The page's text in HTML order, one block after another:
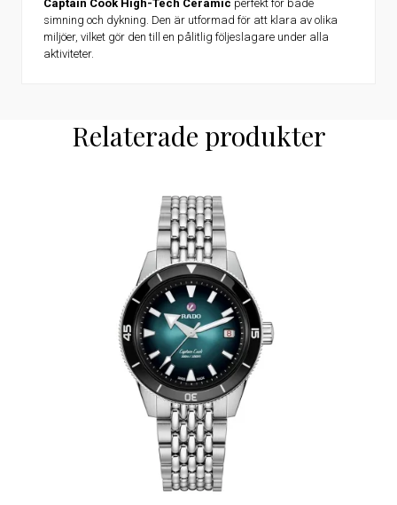
Captain Cook High-Tech Ceramic perfekt för både
simning och dykning. Den är utformad för att klara av olika
miljöer, vilket gör den till en pålitlig följeslagare under alla
aktiviteter.
Relaterade produkter